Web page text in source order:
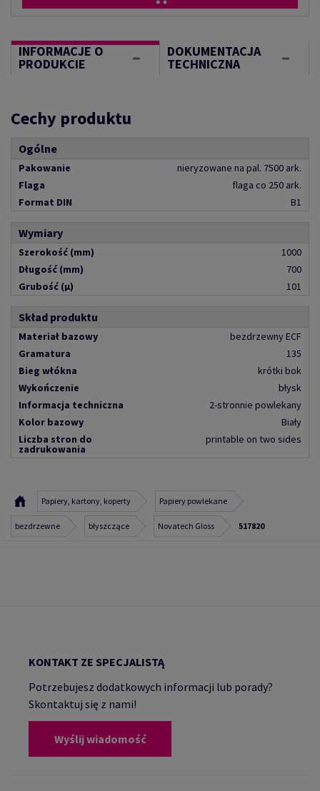
INFORMACJE O
PRODUKCIE
DOKUMENTACJA
TECHNICZNA
Cechy produktu
Ogólne
Pakowanie
nieryzowane na pal. 7500 ark.
Flaga
flaga co 250 ark.
Format DIN
B1
Wymiary
Szerokość (mm)
1000
Długość (mm)
700
Grubość (µ)
101
Skład produktu
Materiał bazowy
bezdrzewny ECF
Gramatura
135
Bieg włókna
krótki bok
Wykończenie
błysk
Informacja techniczna
2-stronnie powlekany
Kolor bazowy
Biały
Liczba stron do
zadrukowania
printable on two sides
Papiery, kartony, koperty Papiery powlekane
bezdrzewne błyszczące Novatech Gloss 517820
KONTAKT ZE SPECJALISTĄ
Potrzebujesz dodatkowych informacji lub porady?
Skontaktuj się z nami!
Wyślij wiadomość